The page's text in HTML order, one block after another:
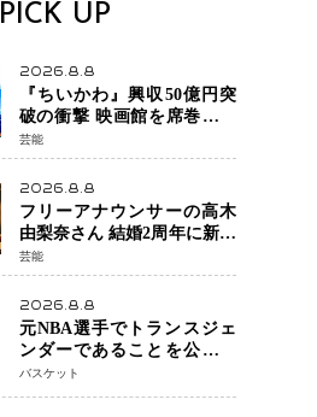
PICK UP
2026.8.8
『ちいかわ』興収50億円突
破の衝撃 映画館を席巻する
「日本発コンテンツ」の強
さ スパイダーマン、モア
ナら世界級作品と並ぶ存在
感
芸能
2026.8.8
フリーアナウンサーの高木
由梨奈さん 結婚2周年に新た
な家族を迎える喜びを報
告 夫・岸田タツヤさんと
連名「夫婦ともに幸せに感
じています」
芸能
2026.8.8
元NBA選手でトランスジェ
ンダーであることを公にし
ているエネス・カンターが
WNBAドラフト参戦を表明
バスケット